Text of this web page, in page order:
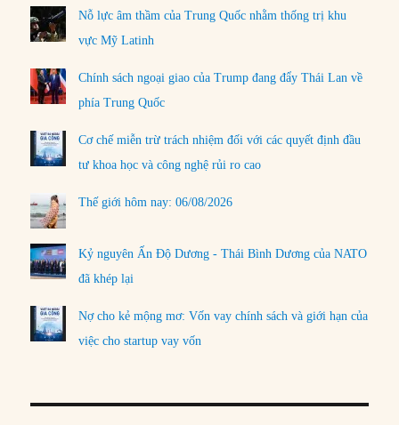
Nỗ lực âm thầm của Trung Quốc nhằm thống trị khu
vực Mỹ Latinh
Chính sách ngoại giao của Trump đang đẩy Thái Lan về
phía Trung Quốc
Cơ chế miễn trừ trách nhiệm đối với các quyết định đầu
tư khoa học và công nghệ rủi ro cao
Thế giới hôm nay: 06/08/2026
Kỷ nguyên Ấn Độ Dương - Thái Bình Dương của NATO
đã khép lại
Nợ cho kẻ mộng mơ: Vốn vay chính sách và giới hạn của
việc cho startup vay vốn